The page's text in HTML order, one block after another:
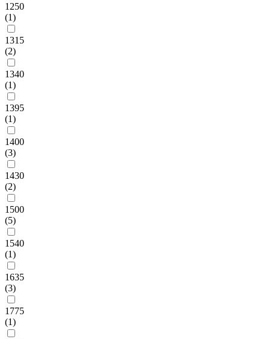
1250
(1)
1315
(2)
1340
(1)
1395
(1)
1400
(3)
1430
(2)
1500
(5)
1540
(1)
1635
(3)
1775
(1)